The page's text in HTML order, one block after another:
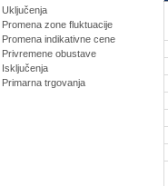
Uključenja
Promena zone fluktuacije
Promena indikativne cene
Privremene obustave
Isključenja
Primarna trgovanja